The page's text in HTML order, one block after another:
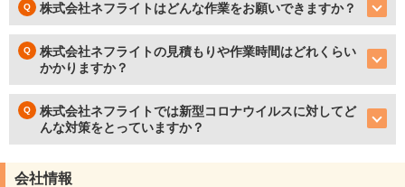
株式会社ネフライトはどんな作業をお願いできますか？
株式会社ネフライトの見積もりや作業時間はどれくらい
かかりますか？
株式会社ネフライトでは新型コロナウイルスに対してど
んな対策をとっていますか？
会社情報